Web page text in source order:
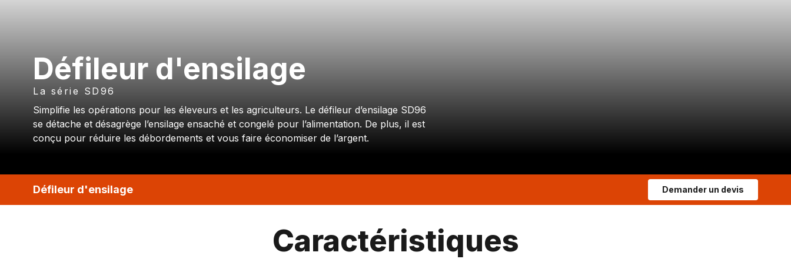
Défileur d'ensilage
La série SD96
Simplifie les opérations pour les éleveurs et les agriculteurs. Le défileur d’ensilage SD96
se détache et désagrège l’ensilage ensaché et congelé pour l’alimentation. De plus, il est
conçu pour réduire les débordements et vous faire économiser de l’argent.
Défileur d'ensilage Demander un devis
Caractéristiques